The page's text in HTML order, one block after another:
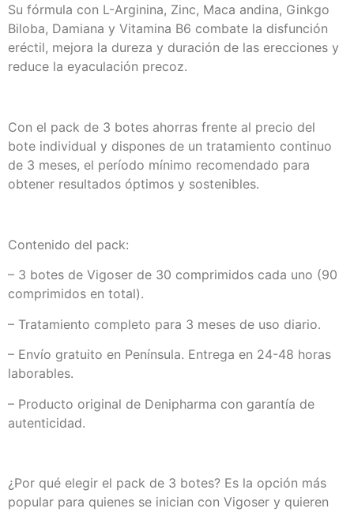
Su fórmula con L-Arginina, Zinc, Maca andina, Ginkgo
Biloba, Damiana y Vitamina B6 combate la disfunción
eréctil, mejora la dureza y duración de las erecciones y
reduce la eyaculación precoz.
Con el pack de 3 botes ahorras frente al precio del
bote individual y dispones de un tratamiento continuo
de 3 meses, el período mínimo recomendado para
obtener resultados óptimos y sostenibles.
Contenido del pack:
– 3 botes de Vigoser de 30 comprimidos cada uno (90
comprimidos en total).
– Tratamiento completo para 3 meses de uso diario.
– Envío gratuito en Península. Entrega en 24-48 horas
laborables.
– Producto original de Denipharma con garantía de
autenticidad.
¿Por qué elegir el pack de 3 botes? Es la opción más
popular para quienes se inician con Vigoser y quieren